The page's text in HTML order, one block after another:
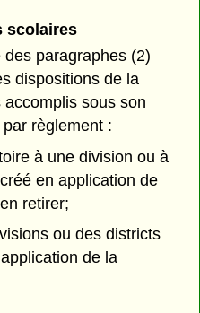
scolaires
des paragraphes (2)
dispositions de la
sous son
règlement :
à une division ou à
en application de
retirer;
ou des districts
de la